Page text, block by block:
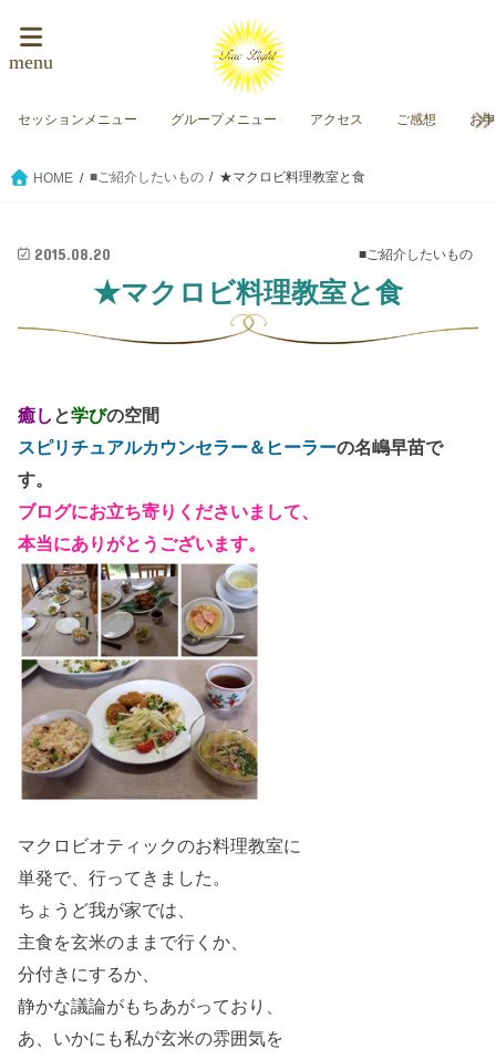
menu
セッションメニュー グループメニュー アクセス ご感想 お
HOME ■ご紹介したいもの ★マクロビ料理教室と食
■ご紹介したいもの
2015.08.20
★マクロビ料理教室と食
癒し と学びの空間
スピリチュアルカウンセラー＆ヒーラーの名嶋早苗で
す。
ブログにお立ち寄りくださいまして、
本当にありがとうございます。
マクロビオティックのお料理教室に
単発で、行ってきました。
ちょうど我が家では、
主食を玄米のままで行くか、
分付きにするか、
静かな議論がもちあがっており、
あ、いかにも私が玄米の雰囲気を